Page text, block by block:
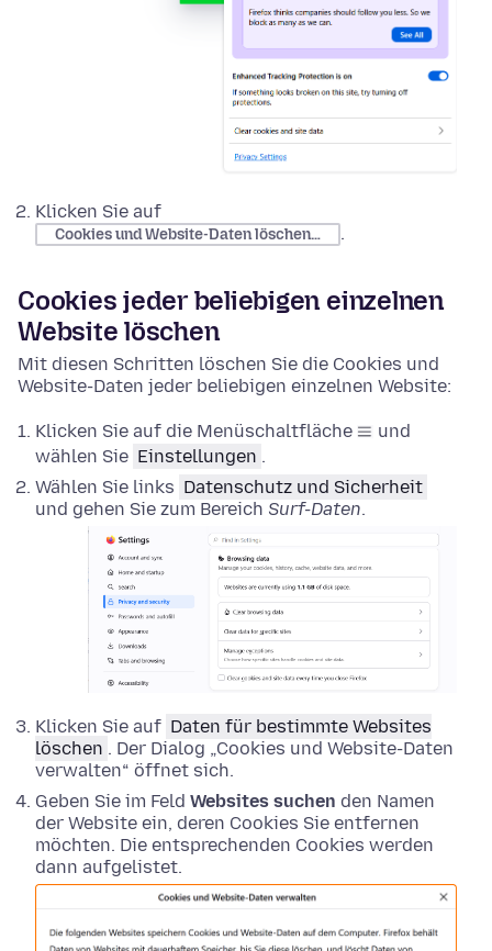
Klicken Sie auf
Cookies und Website-Daten löschen… .
Cookies jeder beliebigen einzelnen
Website löschen
Mit diesen Schritten löschen Sie die Cookies und
Website-Daten jeder beliebigen einzelnen Website:
Klicken Sie auf die Menüschaltfläche
und
wählen Sie Einstellungen .
Wählen Sie links Datenschutz und Sicherheit
und gehen Sie zum Bereich Surf-Daten.
Klicken Sie auf Daten für bestimmte Websites
löschen . Der Dialog „Cookies und Website-Daten
verwalten“ öffnet sich.
Geben Sie im Feld Websites suchen den Namen
der Website ein, deren Cookies Sie entfernen
möchten. Die entsprechenden Cookies werden
dann aufgelistet.